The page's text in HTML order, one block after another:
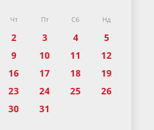
Чт Пт Сб Нд
2 3 4
5
9 10 11
12
16 17 18
19
23 24 25
26
30 31